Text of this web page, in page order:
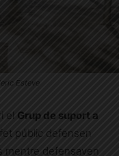
Esteve
el Grup de suport a
públic defensen
mentre defensaven